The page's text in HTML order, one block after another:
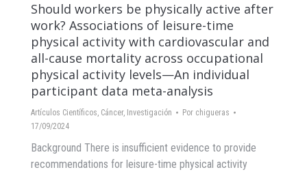
Should workers be physically active after
work? Associations of leisure-time
physical activity with cardiovascular and
all-cause mortality across occupational
physical activity levels—An individual
participant data meta-analysis
Artículos Científicos, Cáncer, Investigación Por chigueras
17/09/2024
Background There is insufficient evidence to provide
recommendations for leisure-time physical activity